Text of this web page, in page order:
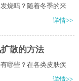
烧吗？随着冬季的来
详情>>
散的方法
哪些？在各类皮肤疾
详情>>